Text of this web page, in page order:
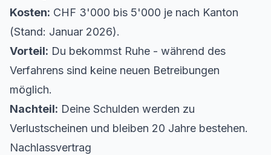
Kosten: CHF 3'000 bis 5'000 je nach Kanton
(Stand: Januar 2026).
Vorteil: Du bekommst Ruhe - während des
Verfahrens sind keine neuen Betreibungen
möglich.
Nachteil: Deine Schulden werden zu
Verlustscheinen und bleiben 20 Jahre bestehen.
Nachlassvertrag